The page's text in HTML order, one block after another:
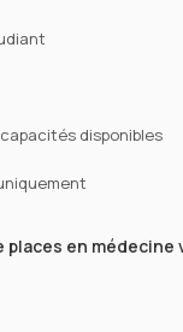
disponibles
en médecine